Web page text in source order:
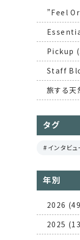
”Feel
Pickup
Staff
旅する
タグ
インタビ
年別
2026
2025